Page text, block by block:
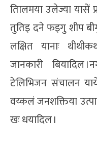
तािलमया उलेज्या यासें
तुतिइ दने फइगु शीप
लक्षित यानाः
जानकारी बियादिल
टेलिभिजन संचालन
वय्कलं जनशक्तिया
खः धयादिल ।